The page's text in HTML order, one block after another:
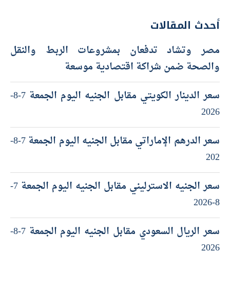
أحدث المقالات
مصر وتشاد تدفعان بمشروعات الربط والنقل
والصحة ضمن شراكة اقتصادية موسعة
سعر الدينار الكويتي مقابل الجنيه اليوم الجمعة 7-8-
2026
سعر الدرهم الإماراتي مقابل الجنيه اليوم الجمعة 7-8-
202
سعر الجنيه الاسترليني مقابل الجنيه اليوم الجمعة 7-
8-2026
سعر الريال السعودي مقابل الجنيه اليوم الجمعة 7-8-
2026